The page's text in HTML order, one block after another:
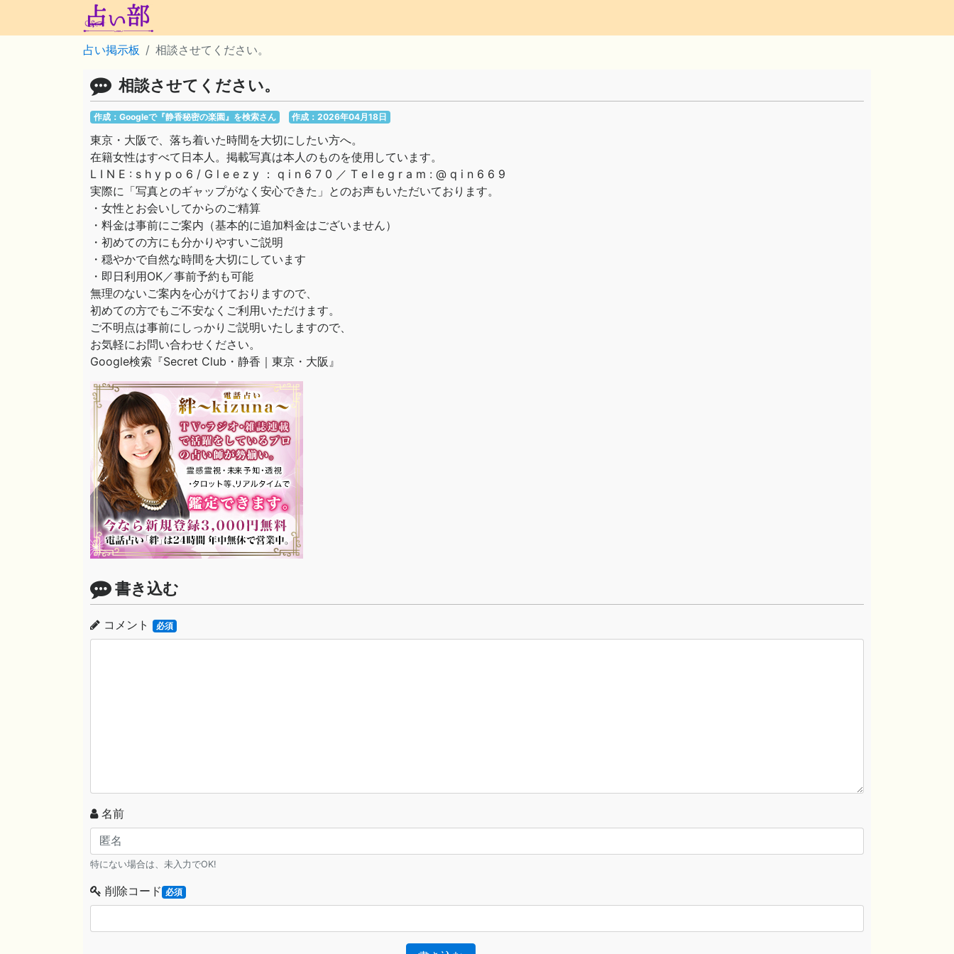
占い掲示板 相談させてください。
相談させてください。
作成：Googleで『静香秘密の楽園』を検索さん 作成：2026年04月18日
東京・大阪で、落ち着いた時間を大切にしたい方へ。
在籍女性はすべて日本人。掲載写真は本人のものを使用しています。
L I N E : s h y p o 6 / G l e e z y ： q i n 6 7 0 ／ T e l e g r a m : @ q i n 6 6 9
実際に「写真とのギャップがなく安心できた」とのお声もいただいております。
・女性とお会いしてからのご精算
・料金は事前にご案内（基本的に追加料金はございません）
・初めての方にも分かりやすいご説明
・穏やかで自然な時間を大切にしています
・即日利用OK／事前予約も可能
無理のないご案内を心がけておりますので、
初めての方でもご不安なくご利用いただけます。
ご不明点は事前にしっかりご説明いたしますので、
お気軽にお問い合わせください。
Google検索『Secret Club・静香｜東京・大阪』
書き込む
コメント 必須
名前
特にない場合は、未入力でOK!
削除コード 必須